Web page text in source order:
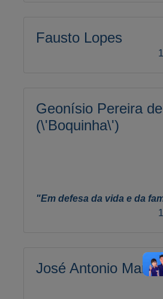
Fausto Lopes
Geonísio Pereira
(\'Boquinha\')
"Em defesa da vida e da
José Antonio